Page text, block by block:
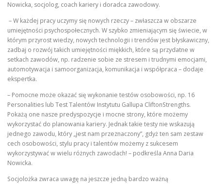
Nowicka, socjolog, coach kariery i doradca zawodowy.
– W każdej pracy uczymy się nowych rzeczy – zwłaszcza w obszarze
umiejętności psychospołecznych. W szybko zmieniającym się świecie, w
którym przyrost wiedzy, nowych technologii i trendów jest błyskawiczny,
zadbaj o rozwój takich umiejętności miękkich, które są przydatne w
setkach zawodów, np. radzenie sobie ze stresem i trudnymi emocjami,
automotywacja i samoorganizacja, komunikacja i współpraca – dodaje
ekspertka.
– Pomocne może okazać się wykonanie testów osobowości, np. 16
Personalities lub Test Talentów Instytutu Gallupa CliftonStrengths.
Pokażą one nasze predyspozycje i mocne strony, które możemy
wykorzystać do planowania kariery. Jednak takie testy nie wskazują
jednego zawodu, który „jest nam przeznaczony”, gdyż ten sam zestaw
cech osobowości, stylu pracy i talentów możemy z sukcesem
wykorzystywać w wielu różnych zawodach! – podkreśla Anna Daria
Nowicka.
Socjolożka zwraca uwagę na jeszcze jedną bardzo ważną